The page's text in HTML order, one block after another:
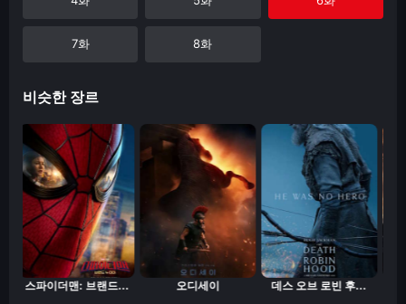
7화 8화
비슷한 장르
스파이더맨: 브랜드... 오디세이 데스 오브 로빈 후...